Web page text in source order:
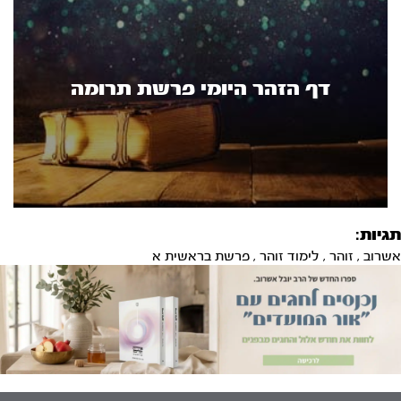
דף הזהר היומי פרשת תרומה
תגיות:
אשרוב , זוהר , לימוד זוהר , פרשת בראשית א